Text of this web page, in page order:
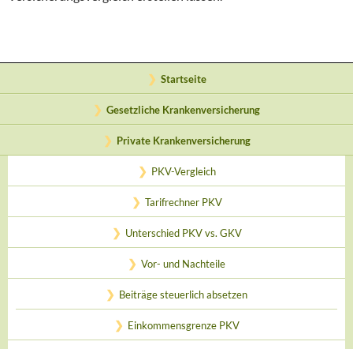
Startseite
Gesetzliche Krankenversicherung
Private Krankenversicherung
PKV-Vergleich
Tarifrechner PKV
Unterschied PKV vs. GKV
Vor- und Nachteile
Beiträge steuerlich absetzen
Einkommensgrenze PKV